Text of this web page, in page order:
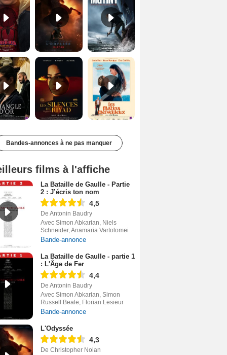
Les Silences de Riyad Bande-annonce VO STFR Les Matins merveilleux Bande-annonce VF
Bandes-annonces à ne pas manquer
films à l'affiche
La Bataille de Gaulle - Partie
2 : J’écris ton nom
4,5
De Antonin Baudry
Avec Simon Abkarian, Niels
Schneider, Anamaria Vartolomei
Bande-annonce
La Bataille de Gaulle - partie 1
: L'Âge de Fer
4,4
De Antonin Baudry
Avec Simon Abkarian, Simon
Russell Beale, Florian Lesieur
Bande-annonce
L'Odyssée
4,3
De Christopher Nolan